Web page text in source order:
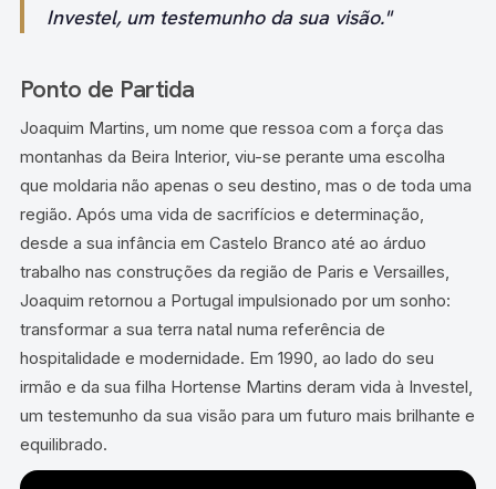
Investel, um testemunho da sua visão."
Ponto de Partida
Joaquim Martins, um nome que ressoa com a força das
montanhas da Beira Interior, viu-se perante uma escolha
que moldaria não apenas o seu destino, mas o de toda uma
região. Após uma vida de sacrifícios e determinação,
desde a sua infância em Castelo Branco até ao árduo
trabalho nas construções da região de Paris e Versailles,
Joaquim retornou a Portugal impulsionado por um sonho:
transformar a sua terra natal numa referência de
hospitalidade e modernidade. Em 1990, ao lado do seu
irmão e da sua filha Hortense Martins deram vida à Investel,
um testemunho da sua visão para um futuro mais brilhante e
equilibrado.